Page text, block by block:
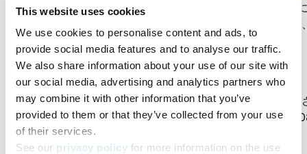
This website uses cookies
We use cookies to personalise content and ads, to
provide social media features and to analyse our traffic.
We also share information about your use of our site with
our social media, advertising and analytics partners who
may combine it with other information that you’ve
provided to them or that they’ve collected from your use
of their services.
See our privacy policy for more information on the use
立科学財団（National Science Foundation）
が過去5年間
施した「競争的助成金提案」に対する助成率は23～25％で
成金申請者に授与された助成金は全体の70％に過ぎません
(3)。
ジャーナルによる原稿の受理率は大きく異なります
(4,5)。
に、出版の需要増加に対応するため、ジャーナルの数は
から2018年までの間に年間4%の割合で